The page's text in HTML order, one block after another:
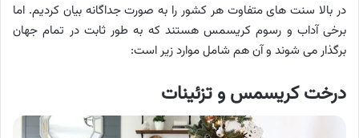
در بالا سنت های متفاوت هر کشور را به صورت جداگانه بیان کردیم. اما
برخی آداب و رسوم کریسمس هستند که به طور ثابت در تمام جهان
برگذار می شوند و آن هم شامل موارد زیر است:
درخت کریسمس و تزئینات